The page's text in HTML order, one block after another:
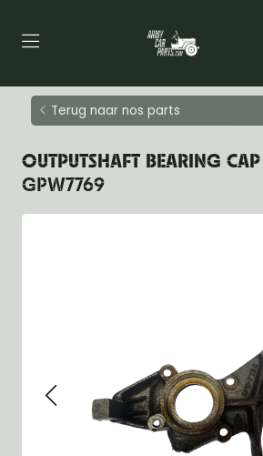
Terug naar nos parts
OUTPUTSHAFT BEARING
GPW7769